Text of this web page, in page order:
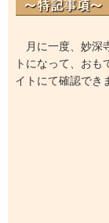
月に一度、妙深
トになって、お
イトにて確認でき